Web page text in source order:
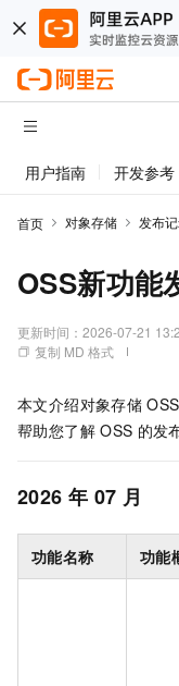
用户指南 开发参考
首页 对象存储 发布
OSS新功能
更新时间： 2026-07-21
复制 MD 格式
本文介绍对象存储 OSS
帮助您了解 OSS 的发
2026 年 07 月
功能名称 功能